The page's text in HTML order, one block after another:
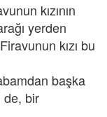
kızının
yerden
kızı bu
başka
de, bir